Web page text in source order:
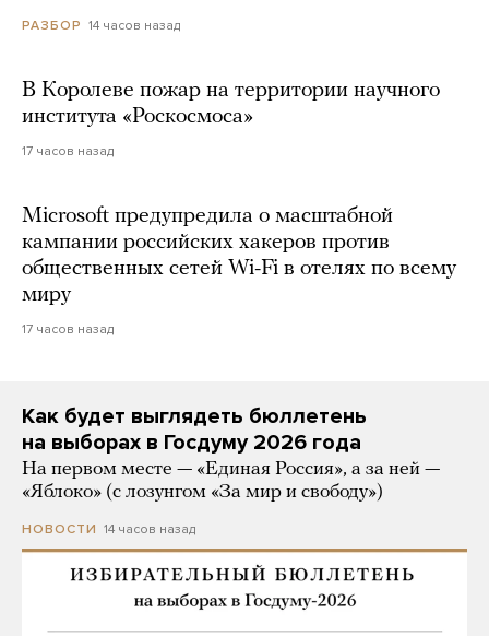
РАЗБОР 14 часов назад
В Королеве пожар на территории научного
института «Роскосмоса»
17 часов назад
Microsoft предупредила о масштабной
кампании российских хакеров против
общественных сетей Wi-Fi в отелях по всему
миру
17 часов назад
Как будет выглядеть бюллетень
на выборах в Госдуму 2026 года
На первом месте — «Единая Россия», а за ней —
«Яблоко» (с лозунгом «За мир и свободу»)
НОВОСТИ 14 часов назад